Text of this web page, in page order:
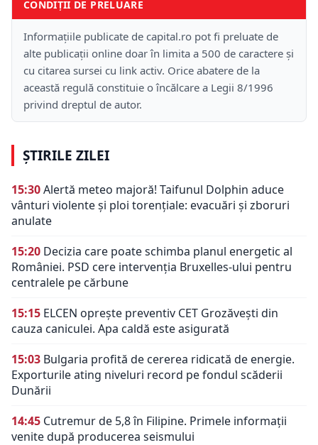
CONDIȚII DE PRELUARE
Informațiile publicate de capital.ro pot fi preluate de
alte publicații online doar în limita a 500 de caractere și
cu citarea sursei cu link activ. Orice abatere de la
această regulă constituie o încălcare a Legii 8/1996
privind dreptul de autor.
ȘTIRILE ZILEI
15:30Alertă meteo majoră! Taifunul Dolphin aduce
vânturi violente și ploi torențiale: evacuări și zboruri
anulate
15:20 Decizia care poate schimba planul energetic al
României. PSD cere intervenția Bruxelles-ului pentru
centralele pe cărbune
15:15 ELCEN oprește preventiv CET Grozăvești din
cauza caniculei. Apa caldă este asigurată
15:03 Bulgaria profită de cererea ridicată de energie.
Exporturile ating niveluri record pe fondul scăderii
Dunării
14:45 Cutremur de 5,8 în Filipine. Primele informații
venite după producerea seismului